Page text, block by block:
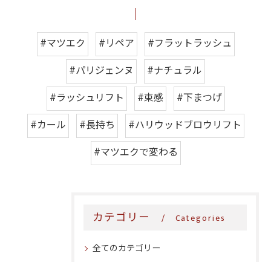
#マツエク #リペア
#フラットラッシュ
#パリジェンヌ
#ナチュラル
#ラッシュリフト
#束感
#下まつげ
#カール
#長持ち
#ハリウッドブロウリフト
#マツエクで変わる
カテゴリー Categories
全てのカテゴリー